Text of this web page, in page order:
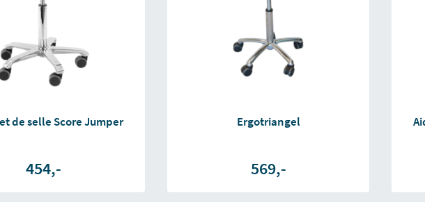
de selle Score Jumper
454,-
Ergotriangel
569,-